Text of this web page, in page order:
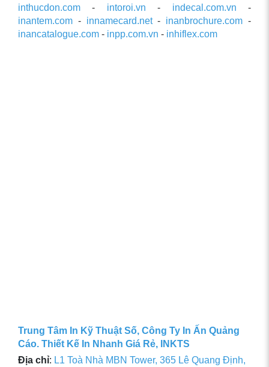
inthucdon.com - intoroi.vn - indecal.com.vn -
inantem.com - innamecard.net- inanbrochure.com -
inancatalogue.com - inpp.com.vn - inhiflex.com
Trung Tâm In Kỹ Thuật Số, Công Ty In Ấn Quảng
Cáo. Thiết Kế In Nhanh Giá Rẻ, INKTS
Địa chỉ: L1 Toà Nhà MBN Tower, 365 Lê Quang Định,